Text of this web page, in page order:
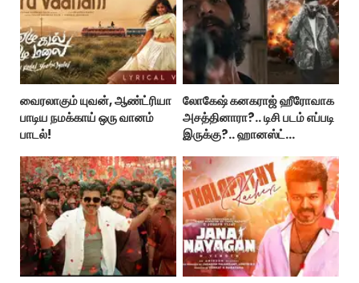
வைரலாகும் யுவன், ஆண்ட்ரியா
பாடிய நமக்காய் ஒரு வானம்
பாடல்!
லோகேஷ் கனகராஜ் ஹீரோவாக
அசத்தினாரா?.. டிசி படம் எப்படி
இருக்கு?.. ஹானஸ்ட்